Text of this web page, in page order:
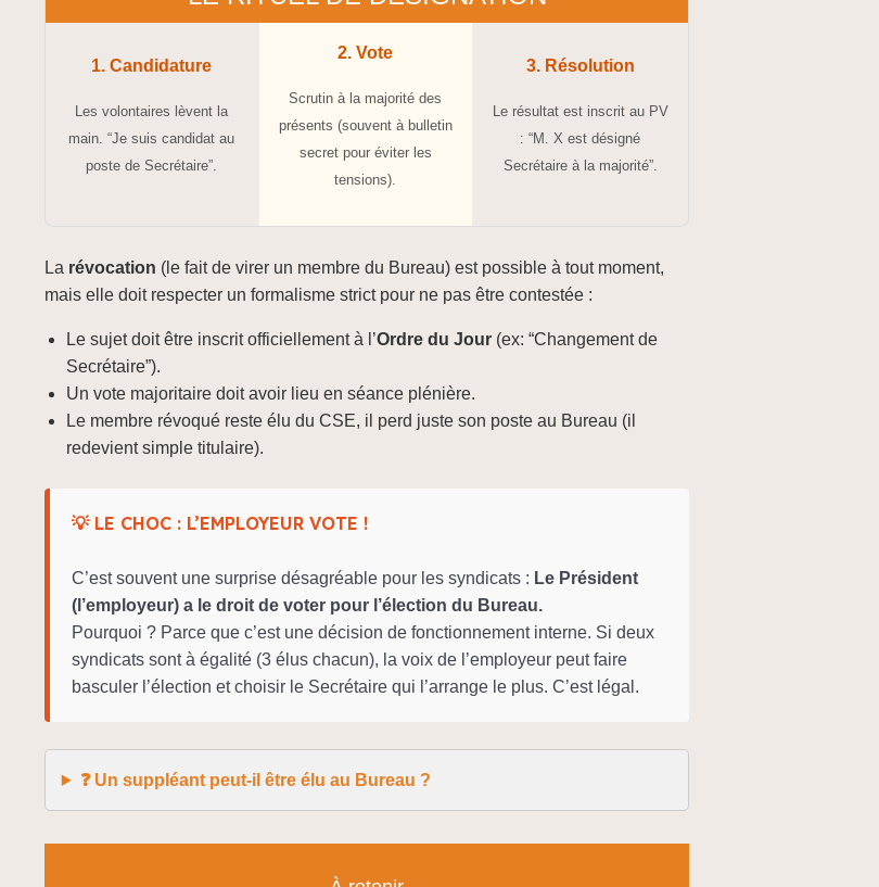
1. Candidature
Les volontaires lèvent la
main. “Je suis candidat au
poste de Secrétaire”.
2. Vote
Scrutin à la majorité des
présents (souvent à bulletin
secret pour éviter les
tensions).
3. Résolution
Le résultat est inscrit au PV
: “M. X est désigné
Secrétaire à la majorité”.
La révocation (le fait de virer un membre du Bureau) est possible à tout moment,
mais elle doit respecter un formalisme strict pour ne pas être contestée :
Le sujet doit être inscrit officiellement à l’Ordre du Jour(ex: “Changement de
Secrétaire”).
Un vote majoritaire doit avoir lieu en séance plénière.
Le membre révoqué reste élu du CSE, il perd juste son poste au Bureau (il
redevient simple titulaire).
💡 LE CHOC : L’EMPLOYEUR VOTE !
C’est souvent une surprise désagréable pour les syndicats : Le Président
(l’employeur) a le droit de voter pour l’élection du Bureau.
Pourquoi ? Parce que c’est une décision de fonctionnement interne. Si deux
syndicats sont à égalité (3 élus chacun), la voix de l’employeur peut faire
basculer l’élection et choisir le Secrétaire qui l’arrange le plus. C’est légal.
❓ Un suppléant peut-il être élu au Bureau ?